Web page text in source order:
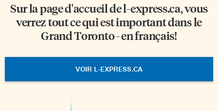
Sur la page d'accueil del-express.ca, vous
verrez tout ce qui est important dans le
Grand Toronto - en français!
VOIR L-EXPRESS.CA